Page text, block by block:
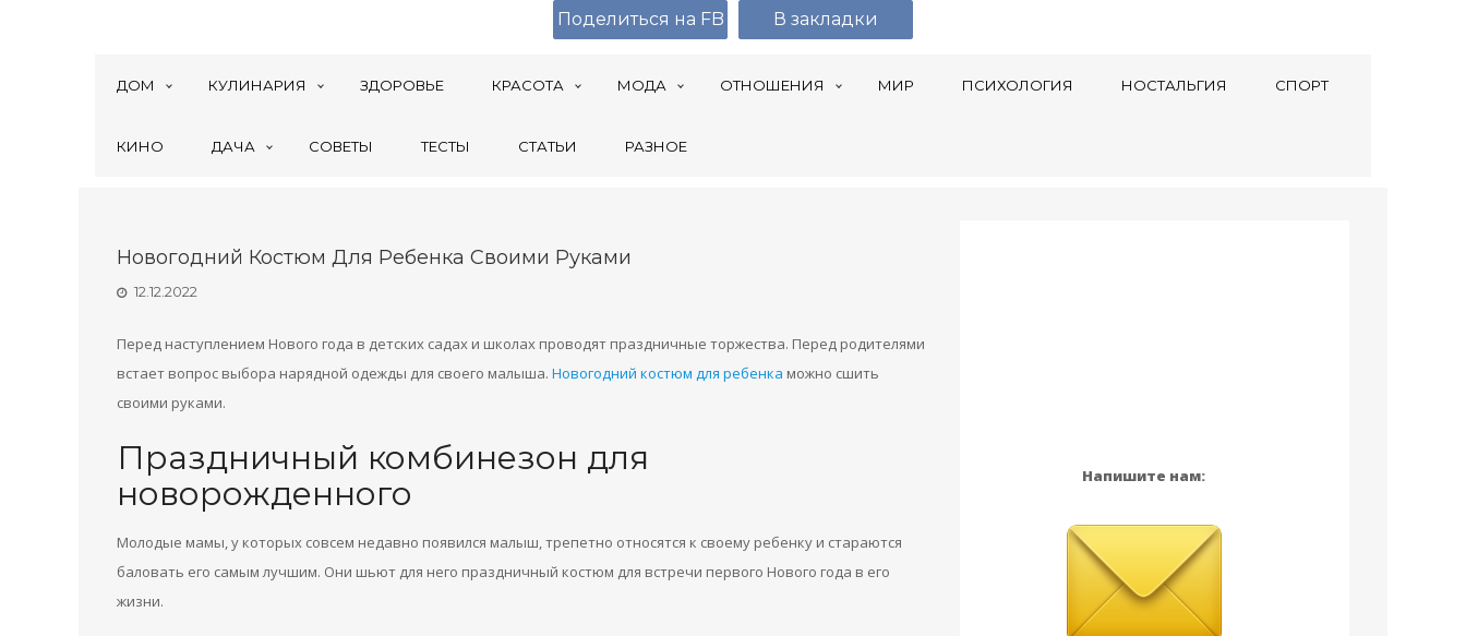
ДОМ КУЛИНАРИЯ ЗДОРОВЬЕ КРАСОТА МОДА ОТНОШЕНИЯ МИР ПСИХОЛОГИЯ НОСТАЛЬГИЯ СПОРТ
КИНО ДАЧА СОВЕТЫ ТЕСТЫ СТАТЬИ РАЗНОЕ
Новогодний Костюм Для Ребенка Своими Руками
12.12.2022
Перед наступлением Нового года в детских садах и школах проводят праздничные торжества. Перед родителями
встает вопрос выбора нарядной одежды для своего малыша. Новогодний костюм для ребенка можно сшить
своими руками.
Праздничный комбинезон для
новорожденного
Молодые мамы, у которых совсем недавно появился малыш, трепетно относятся к своему ребенку и стараются
баловать его самым лучшим. Они шьют для него праздничный костюм для встречи первого Нового года в его
жизни.
Напишите нам:
Поделиться на FB В закладки